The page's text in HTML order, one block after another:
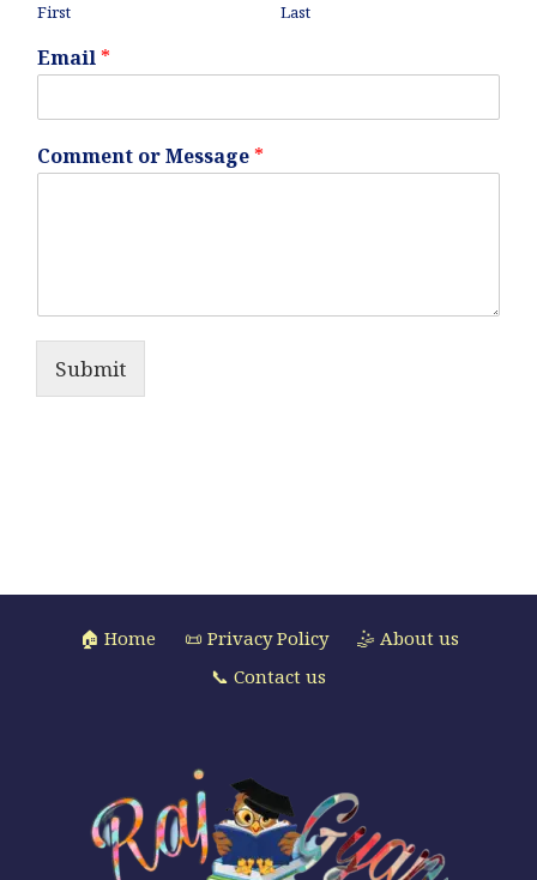
First Last
Email *
Comment or Message *
Submit
🏠 Home 📜 Privacy Policy
🤹 About us
📞 Contact us